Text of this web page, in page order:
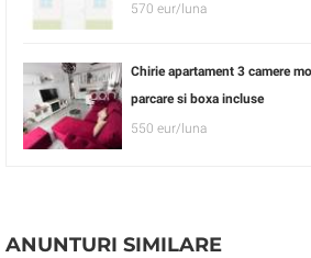
570 eur/luna
Chirie apartament 3 camere
parcare si boxa incluse
550 eur/luna
ANUNTURI SIMILARE